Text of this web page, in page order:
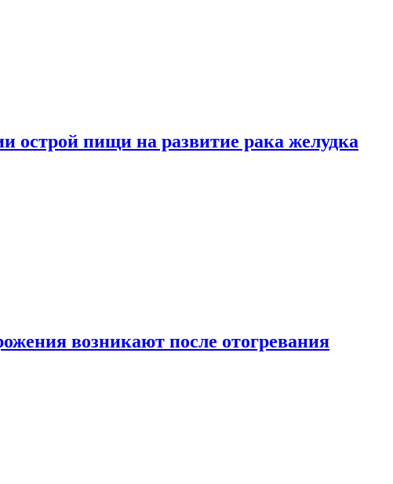
острой пищи на развитие рака желудка
возникают после отогревания